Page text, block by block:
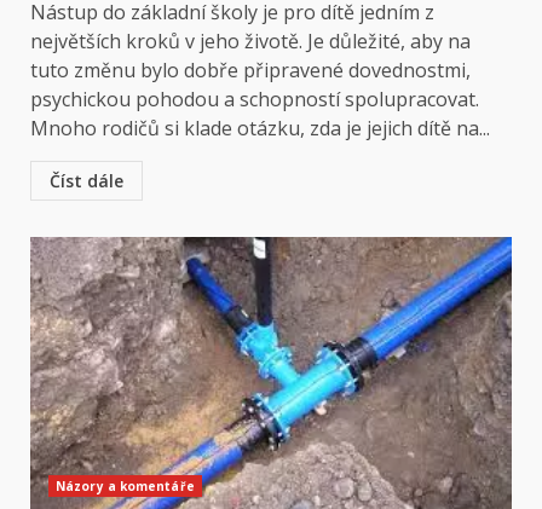
Nástup do základní školy je pro dítě jedním z
největších kroků v jeho životě. Je důležité, aby na
tuto změnu bylo dobře připravené dovednostmi,
psychickou pohodou a schopností spolupracovat.
Mnoho rodičů si klade otázku, zda je jejich dítě na...
Číst dále
Názory a komentáře